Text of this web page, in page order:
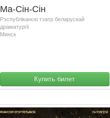
Ма-Сін-Сін
Рэспублiканскi тэатр беларускай
драматургii
Минск
Купить билет